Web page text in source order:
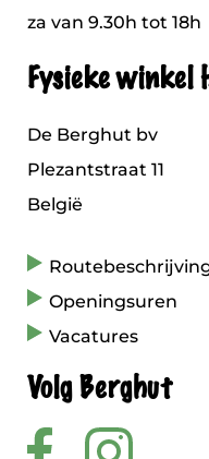
za van 9.30h tot 18h
Fysieke winkel
De Berghut bv
Plezantstraat 11
België
Openingsuren
Vacatures
Volg Berghut